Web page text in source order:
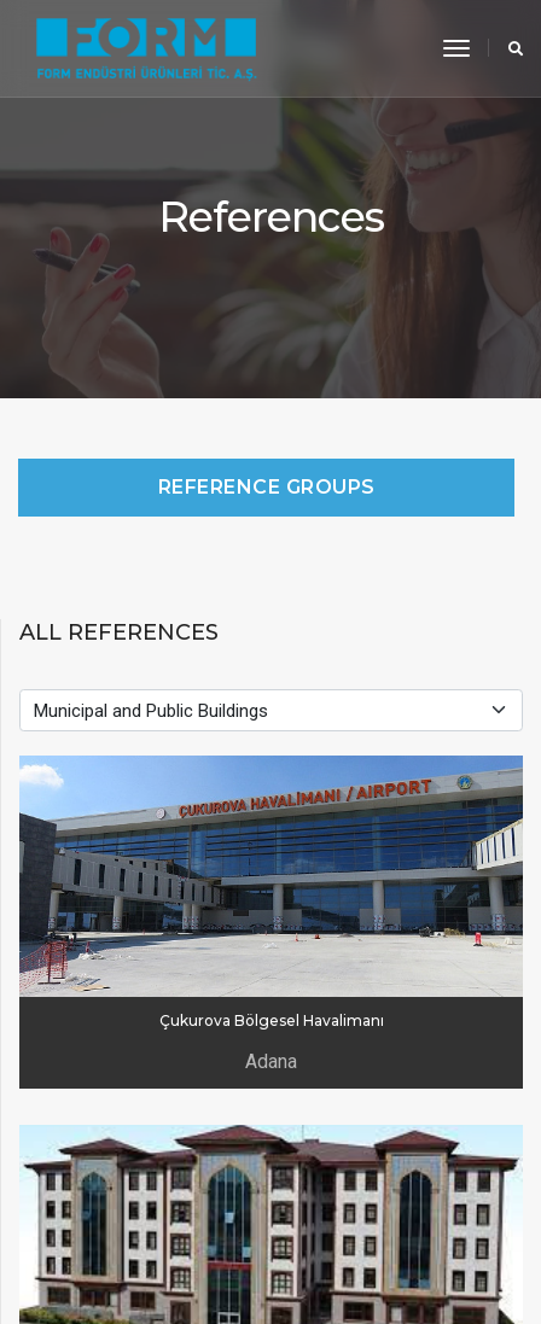
toggle
References
REFERENCE GROUPS
ALL REFERENCES
Çukurova Bölgesel Havalimanı
Adana